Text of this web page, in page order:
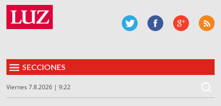
SECCIONES
Viernes 7.8.2026 | 9:22